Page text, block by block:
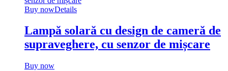
Buy nowDetails
Lampă solară cu design de cameră de
supraveghere, cu senzor de mișcare
Buy now